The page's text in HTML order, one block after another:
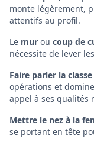
monte légèrement,
attentifs au profil.
Le mur ou coup de
nécessite de lever
Faire parler la classe
opérations et
appel à ses qualités
Mettre le nez à la
se portant en tête